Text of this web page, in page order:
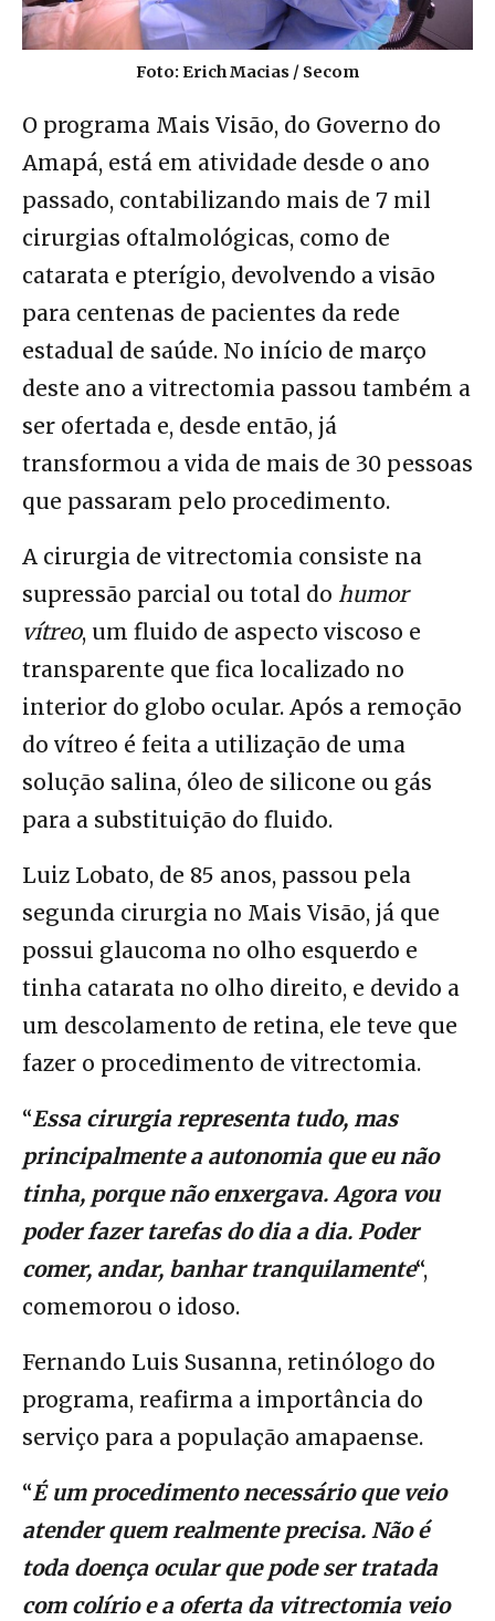
Foto: Erich Macias / Secom
O programa Mais Visão, do Governo do
Amapá, está em atividade desde o ano
passado, contabilizando mais de 7 mil
cirurgias oftalmológicas, como de
catarata e pterígio, devolvendo a visão
para centenas de pacientes da rede
estadual de saúde. No início de março
deste ano a vitrectomia passou também a
ser ofertada e, desde então, já
transformou a vida de mais de 30 pessoas
que passaram pelo procedimento.
A cirurgia de vitrectomia consiste na
supressão parcial ou total do humor
vítreo, um fluido de aspecto viscoso e
transparente que fica localizado no
interior do globo ocular. Após a remoção
do vítreo é feita a utilização de uma
solução salina, óleo de silicone ou gás
para a substituição do fluido.
Luiz Lobato, de 85 anos, passou pela
segunda cirurgia no Mais Visão, já que
possui glaucoma no olho esquerdo e
tinha catarata no olho direito, e devido a
um descolamento de retina, ele teve que
fazer o procedimento de vitrectomia.
“Essa cirurgia representa tudo, mas
principalmente a autonomia que eu não
tinha, porque não enxergava. Agora vou
poder fazer tarefas do dia a dia. Poder
comer, andar, banhar tranquilamente“,
comemorou o idoso.
Fernando Luis Susanna, retinólogo do
programa, reafirma a importância do
serviço para a população amapaense.
“É um procedimento necessário que veio
atender quem realmente precisa. Não é
toda doença ocular que pode ser tratada
com colírio e a oferta da vitrectomia veio